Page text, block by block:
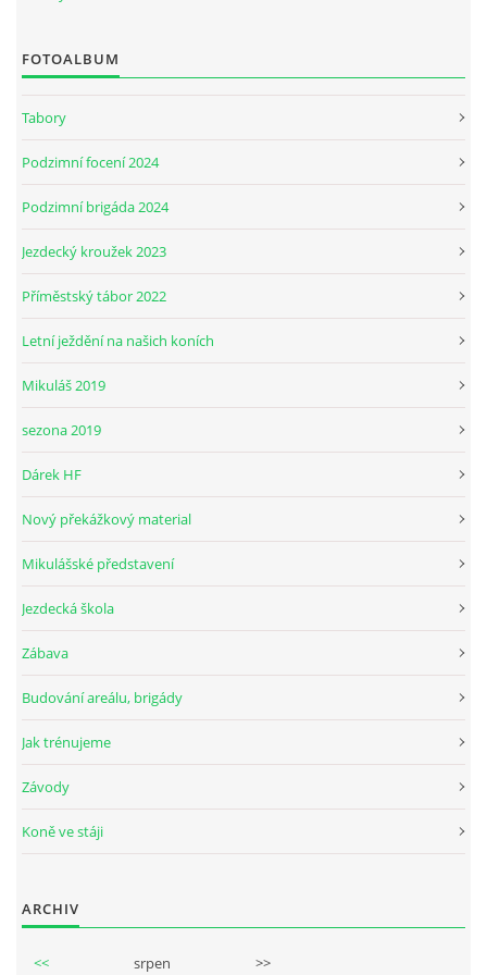
JARNÍ BRIGÁDA SE ODKLÁDÁ.
PÁTEČNÍ KROUŽEK " ŠKOLA JEZDECTVÍ " BUDE ZAHÁJEN
ČLENOVÉ JK CABALLERO Z RYCHVALDU
PODZIMNÍ BRIGÁDA 4.10.2025
FOTOALBUM
Tabory
Podzimní focení 2024
Podzimní brigáda 2024
Jezdecký kroužek 2023
Příměstský tábor 2022
Letní ježdění na našich koních
Mikuláš 2019
sezona 2019
Dárek HF
Nový překážkový material
Mikulášské představení
Jezdecká škola
Zábava
Budování areálu, brigády
Jak trénujeme
Závody
Koně ve stáji
ARCHIV
<< srpen >>